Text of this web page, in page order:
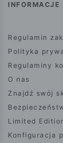
INFORMACJE
Regulamin
Polityka
Regulaminy
O nas
Znajdź swój
Limited
Konfiguracja